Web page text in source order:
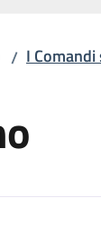
/ I